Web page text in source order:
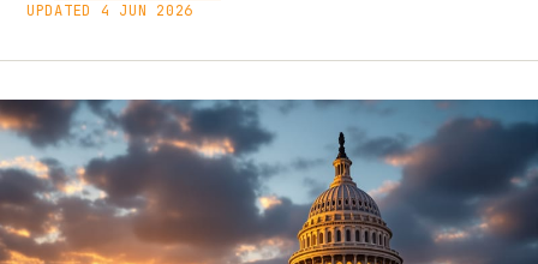
UPDATED 4 JUN 2026